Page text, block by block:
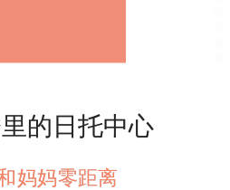
的日托中心
妈妈零距离
的日托中心
妈妈零距离